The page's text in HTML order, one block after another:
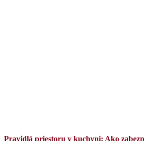
Pravidlá priestoru v kuchyni: Ako